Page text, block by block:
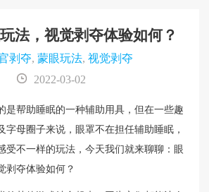
法，视觉剥夺体验如何？
剥夺, 蒙眼玩法, 视觉剥夺
2022-03-02
是帮助睡眠的一种辅助用具，但在一些趣
字母圈子来说，眼罩不在担任辅助睡眠，
受不一样的玩法，今天我们就来聊聊：眼
剥夺体验如何？